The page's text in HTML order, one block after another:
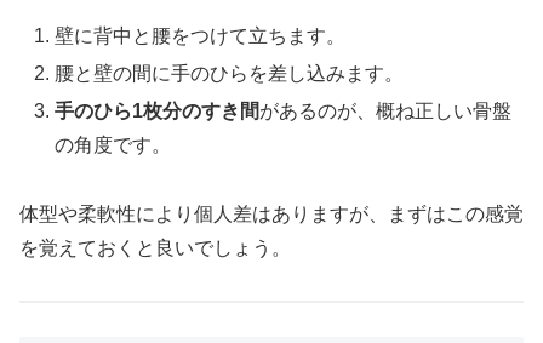
壁に背中と腰をつけて立ちます。
腰と壁の間に手のひらを差し込みます。
手のひら1枚分のすき間があるのが、概ね正しい骨盤
の角度です。
体型や柔軟性により個人差はありますが、まずはこの感覚
を覚えておくと良いでしょう。